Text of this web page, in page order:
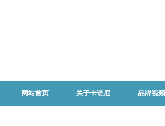
网站首页 关于卡诺尼 品牌视频